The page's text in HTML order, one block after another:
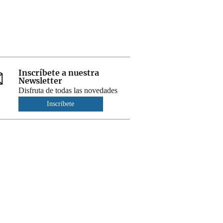
Inscríbete a nuestra
Newsletter
Disfruta de todas las novedades
Inscríbete